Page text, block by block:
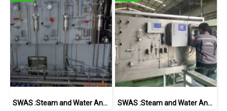
SWAS :Steam and Water Analysis System SWAS :Steam and Water Analysis System